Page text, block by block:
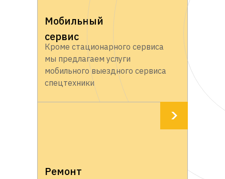
Мобильный
сервис
Кроме стационарного сервиса
мы предлагаем услуги
мобильного выездного сервиса
спецтехники
Ремонт